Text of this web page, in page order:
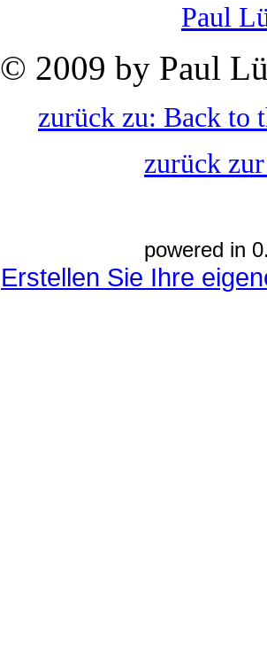
Paul
© 2009 by Paul
zurück zu: Back to
zurück
powered in
Erstellen Sie Ihre